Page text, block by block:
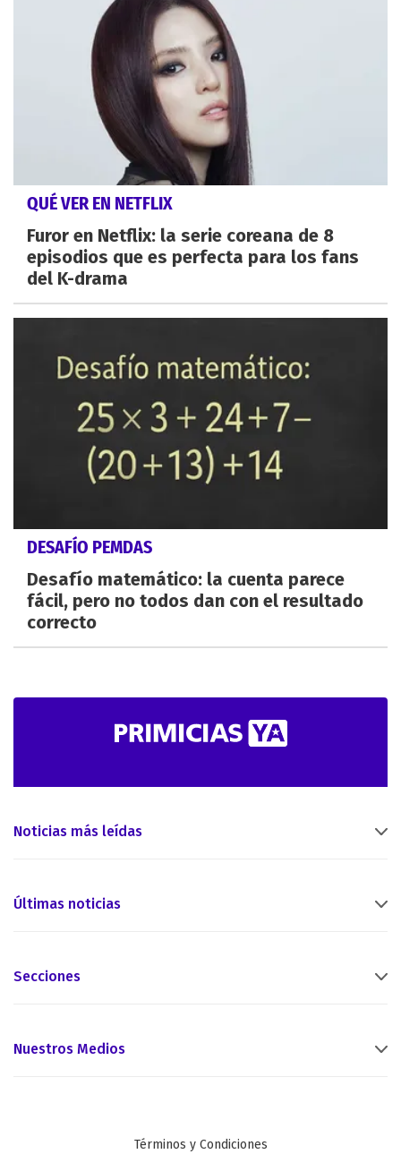
QUÉ VER EN NETFLIX
Furor en Netflix: la serie coreana de 8
episodios que es perfecta para los fans
del K-drama
DESAFÍO PEMDAS
Desafío matemático: la cuenta parece
fácil, pero no todos dan con el resultado
correcto
Noticias más leídas
Últimas noticias
Secciones
Nuestros Medios
Términos y Condiciones